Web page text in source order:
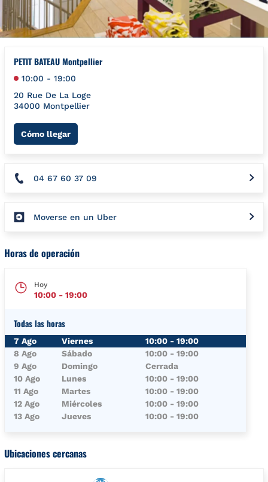
PETIT BATEAU Montpellier
10:00 - 19:00
20 Rue De La Loge
34000 Montpellier
Cómo llegarLink Opens in New Tab
04 67 60 37 09
Moverse en un Uber
Horas de operación
Hoy
10:00 - 19:00
Todas las horas
Día de la semanaHorario
7 Ago Viernes 10:00 - 19:00
8 Ago
Sábado 10:00 - 19:00
9 Ago
Domingo
Cerrada
10 Ago
Lunes 10:00 - 19:00
11 Ago
Martes 10:00 - 19:00
12 Ago
Miércoles 10:00 - 19:00
13 Ago
Jueves 10:00 - 19:00
Ubicaciones cercanas